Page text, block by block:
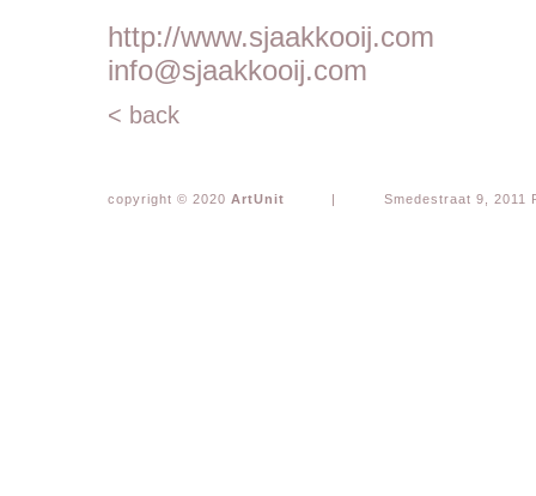
http://www.sjaakkooij.com
info@sjaakkooij.com
< back
copyright © 2020 ArtUnit | Smedestraat 9, 2011